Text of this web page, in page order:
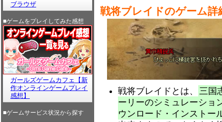
ブラウザ
■ゲームをプレイしてみた感想
ガールズゲームカフェ【新
作オンラインゲームプレイ
感想】
■ゲームサービス状況から探す
戦将ブレイドのゲーム詳
戦将ブレイドとは、 三国
ーリーのシミュレーショ
ウンロード・インストー